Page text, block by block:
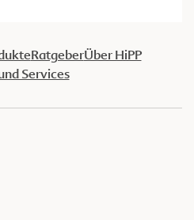
RatgeberÜber HiPP
Services